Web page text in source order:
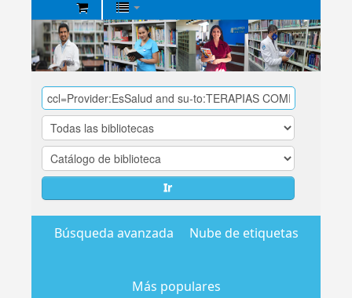
Biblioteca
Central
EsSalud
Ir
Búsqueda avanzada Nube de etiquetas
Más populares